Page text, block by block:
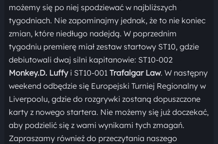
możemy się po niej spodziewać w najbliższych
tygodniach. Nie zapominajmy jednak, że to nie koniec
zmian, które niedługo nadejdą. W poprzednim
tygodniu premierę miał zestaw startowy ST10, gdzie
debiutowali dwaj silni kapitanowie: ST10-002
Monkey.D. Luffyi ST10-001 Trafalgar Law. W następny
weekend odbędzie się Europejski Turniej Regionalny w
Liverpoolu, gdzie do rozgrywki zostaną dopuszczone
karty z nowego startera. Nie możemy się już doczekać,
aby podzielić się z wami wynikami tych zmagań.
Zapraszamy również do przeczytania naszego